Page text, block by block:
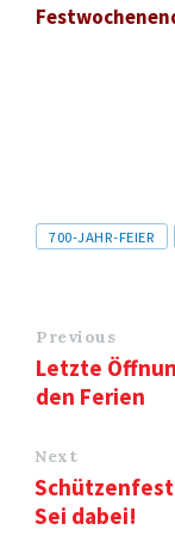
Tags
700-JAHR-FEIER
Previous
Letzte
den Ferien
Next
Schützenfest
Sei dabei!